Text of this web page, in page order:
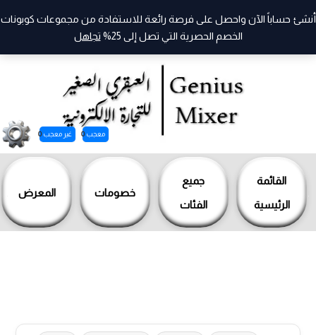
القائمة
الرئيسية
جميع
الفئات
خصومات المعرض
معجب 0 غير معجب 0
أنشئ حساباً الآن واحصل على فرصة رائعة للاستفادة من مجموعات كوبونات
الخصم الحصرية التي تصل إلى 25%
تجاهل
تخطي